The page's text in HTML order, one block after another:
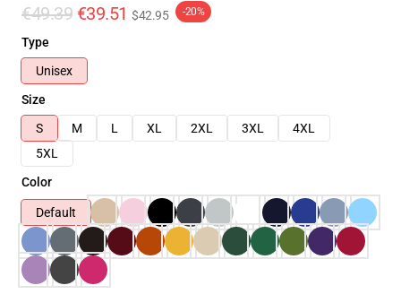
€49.39 €39.51 $42.95 -20%
Type
Unisex
Size
S
M L XL 2XL 3XL
4XL
5XL
Color
Default